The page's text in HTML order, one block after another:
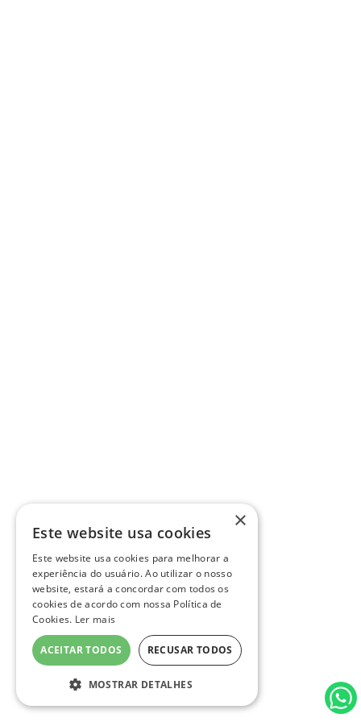
×
Este website usa cookies
Este website usa cookies para melhorar a
experiência do usuário. Ao utilizar o nosso
website, estará a concordar com todos os
cookies de acordo com nossa Política de
Cookies. Ler mais
ACEITAR TODOS RECUSAR TODOS
MOSTRAR DETALHES